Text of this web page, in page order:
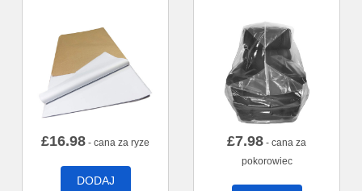
£16.98 - cana za ryze
DODAJ
£7.98 - cana za
pokorowiec